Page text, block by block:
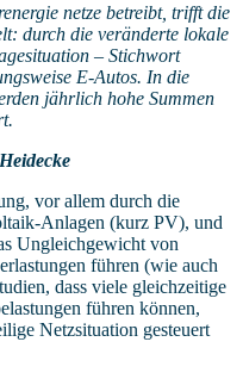
netze betreibt, trifft die
durch die veränderte lokale
– Stichwort
E-Autos. In die
jährlich hohe Summen
vor allem durch die
Anlagen (kurz PV), und
Ungleichgewicht von
führen (wie auch
dass viele gleichzeitige
führen können,
Netzsituation gesteuert